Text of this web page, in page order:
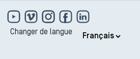
Changer de langue